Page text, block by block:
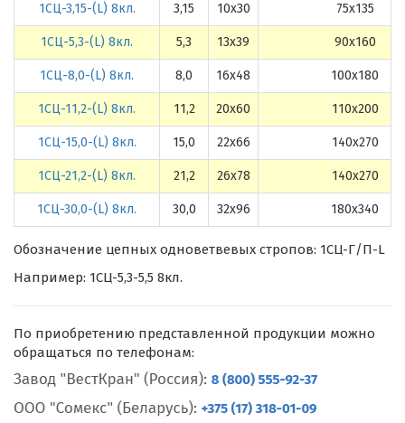
1СЦ-3,15-(L) 8кл. 3,15 10х30 75х135
1СЦ-5,3-(L) 8кл. 5,3 13х39 90х160
1СЦ-8,0-(L) 8кл. 8,0 16х48 100х180
1СЦ-11,2-(L) 8кл. 11,2 20х60 110х200
1СЦ-15,0-(L) 8кл. 15,0 22х66 140х270
1СЦ-21,2-(L) 8кл. 21,2 26х78 140х270
1СЦ-30,0-(L) 8кл. 30,0 32х96 180х340
Обозначение цепных одноветвевых стропов: 1СЦ-Г/П-L
Например: 1СЦ-5,3-5,5 8кл.
По приобретению представленной продукции можно
обращаться по телефонам: